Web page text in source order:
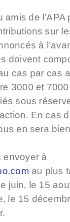
amis de l’APA
sur
à
doivent
cas par cas
3000 et
sous
En cas
en sera
envoyer à
au plus
juin, le 15
le 15